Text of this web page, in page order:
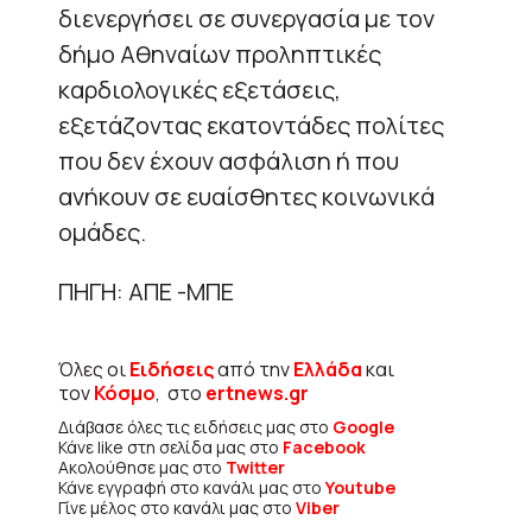
διενεργήσει σε συνεργασία με τον
δήμο Αθηναίων προληπτικές
καρδιολογικές εξετάσεις,
εξετάζοντας εκατοντάδες πολίτες
που δεν έχουν ασφάλιση ή που
ανήκουν σε ευαίσθητες κοινωνικά
ομάδες.
ΠΗΓΗ: ΑΠΕ -ΜΠΕ
Όλες οιΕιδήσειςαπό τηνΕλλάδακαι
τονΚόσμο, στο ertnews.gr
Διάβασε όλες τις ειδήσεις μας στο Google
Κάνε like στη σελίδα μας στο Facebook
Ακολούθησε μας στο Twitter
Κάνε εγγραφή στο κανάλι μας στοYoutube
Γίνε μέλος στο κανάλι μας στο Viber